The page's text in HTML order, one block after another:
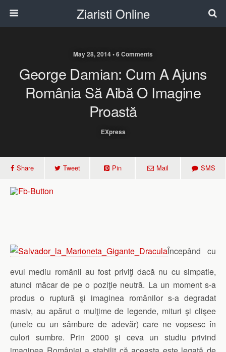
Ziaristi Online
May 28, 2014 • 6 Comments
George Damian: Cum A Ajuns
România Să Aibă O Imagine
Proastă
EXpress
Share Tweet Pin Mail SMS
Începând cu
evul mediu românii au fost priviţi dacă nu cu simpatie,
atunci măcar de pe o poziţie neutră. La un moment s-a
produs o ruptură şi imaginea românilor s-a degradat
masiv, au apărut o mulţime de legende, mituri şi clişee
(unele cu un sâmbure de adevăr) care ne vopsesc în
culori sumbre. Prin 2000 şi ceva un studiu privind